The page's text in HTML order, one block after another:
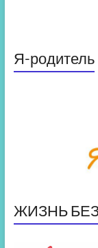
Я-родитель
ЖИЗНЬ